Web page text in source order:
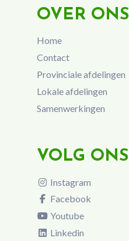
OVER ONS
Home
Contact
Provinciale afdelingen
Lokale afdelingen
Samenwerkingen
VOLG ONS
Instagram
Facebook
Youtube
Linkedin